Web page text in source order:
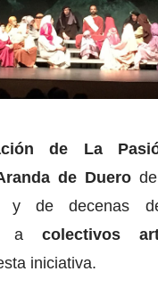
de La
de Duero
y de decenas
a colectivos
iniciativa.